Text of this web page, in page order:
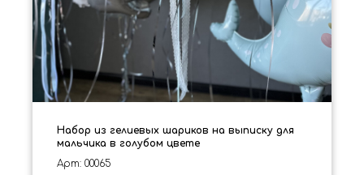
Набор из гелиевых шариков на выписку для
мальчика в голубом цвете
Арт: 00065